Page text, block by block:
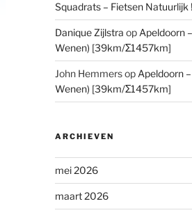
Squadrats – Fietsen Natuurlijk !
Danique Zijlstra op Apeldoorn
Wenen) [39km/Σ1457km]
John Hemmersop Apeldoorn
Wenen) [39km/Σ1457km]
ARCHIEVEN
mei 2026
maart 2026